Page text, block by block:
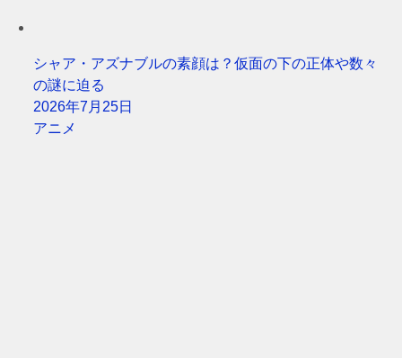
シャア・アズナブルの素顔は？仮面の下の正体や数々
の謎に迫る
2026年7月25日
アニメ